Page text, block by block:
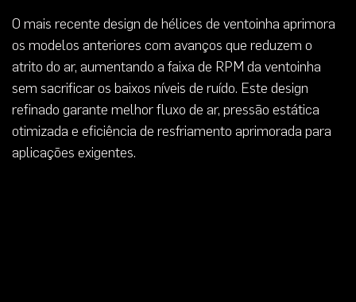
O mais recente design de hélices de ventoinha aprimora
os modelos anteriores com avanços que reduzem o
atrito do ar, aumentando a faixa de RPM da ventoinha
sem sacrificar os baixos níveis de ruído. Este design
refinado garante melhor fluxo de ar, pressão estática
otimizada e eficiência de resfriamento aprimorada para
aplicações exigentes.